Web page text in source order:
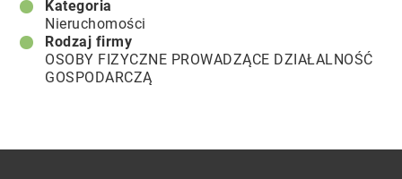
Kategoria
Nieruchomości
Rodzaj firmy
OSOBY FIZYCZNE PROWADZĄCE DZIAŁALNOŚĆ
GOSPODARCZĄ